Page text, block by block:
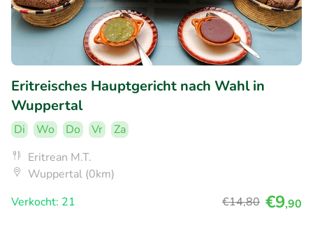
Eritreisches Hauptgericht nach Wahl in
Wuppertal
Di Wo Do Vr
Za
Eritrean M.T.
Wuppertal (0km)
Verkocht: 21
€14,80 €9,90